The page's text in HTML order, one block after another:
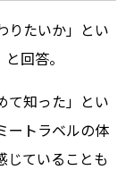
りたいか」とい
回答。
て知った」とい
ートラベルの体
じていることも